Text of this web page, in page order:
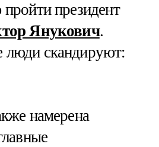
президент
Янукович.
скандируют:
намерена